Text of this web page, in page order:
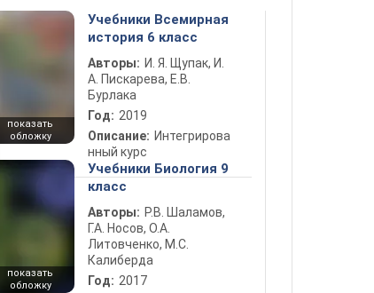
показать
обложку
Учебники Всемирная
история 6 класс
Авторы: И. Я. Щупак, И.
А. Пискарева, Е.В.
Бурлака
Год: 2019
Описание: Интегрирова
нный курс
показать
обложку
Учебники Биология 9
класс
Авторы: Р.В. Шаламов,
Г.А. Носов, О.А.
Литовченко, М.С.
Калиберда
Год: 2017